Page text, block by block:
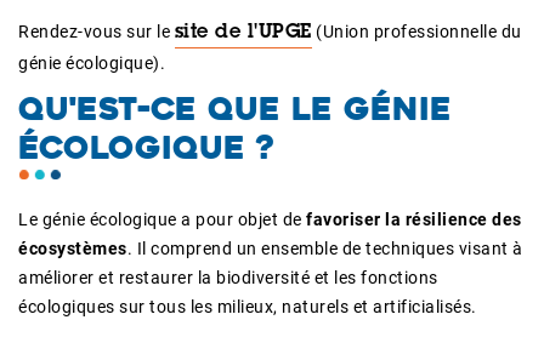
Rendez-vous sur le site de l'UPGE (Union professionnelle du
génie écologique).
QU'EST-CE QUE LE GÉNIE
ÉCOLOGIQUE ?
Le génie écologique a pour objet de favoriser la résilience des
écosystèmes. Il comprend un ensemble de techniques visant à
améliorer et restaurer la biodiversité et les fonctions
écologiques sur tous les milieux, naturels et artificialisés.